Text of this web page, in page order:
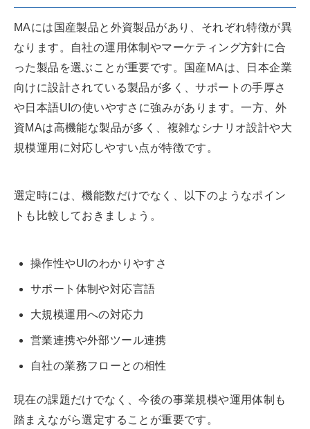
MAには国産製品と外資製品があり、それぞれ特徴が異
なります。自社の運用体制やマーケティング方針に合
った製品を選ぶことが重要です。国産MAは、日本企業
向けに設計されている製品が多く、サポートの手厚さ
や日本語UIの使いやすさに強みがあります。一方、外
資MAは高機能な製品が多く、複雑なシナリオ設計や大
規模運用に対応しやすい点が特徴です。
選定時には、機能数だけでなく、以下のようなポイン
トも比較しておきましょう。
操作性やUIのわかりやすさ
サポート体制や対応言語
大規模運用への対応力
営業連携や外部ツール連携
自社の業務フローとの相性
現在の課題だけでなく、今後の事業規模や運用体制も
踏まえながら選定することが重要です。